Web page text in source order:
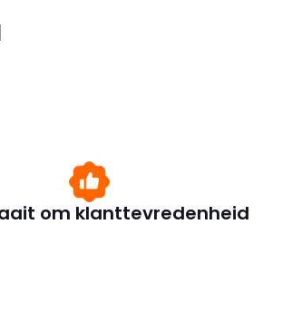
om klanttevredenheid